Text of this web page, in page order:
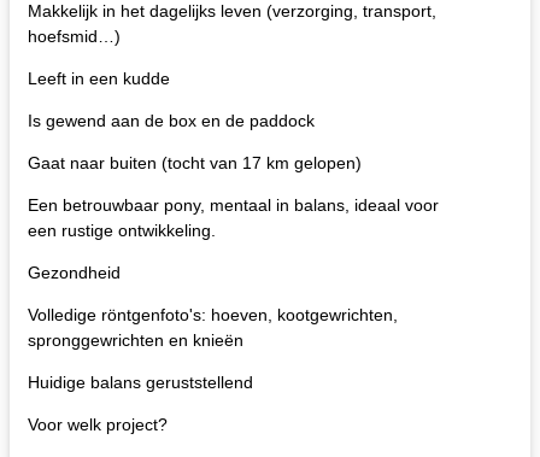
Makkelijk in het dagelijks leven (verzorging, transport,
hoefsmid…)
Leeft in een kudde
Is gewend aan de box en de paddock
Gaat naar buiten (tocht van 17 km gelopen)
Een betrouwbaar pony, mentaal in balans, ideaal voor
een rustige ontwikkeling.
Gezondheid
Volledige röntgenfoto's: hoeven, kootgewrichten,
spronggewrichten en knieën
Huidige balans geruststellend
Voor welk project?